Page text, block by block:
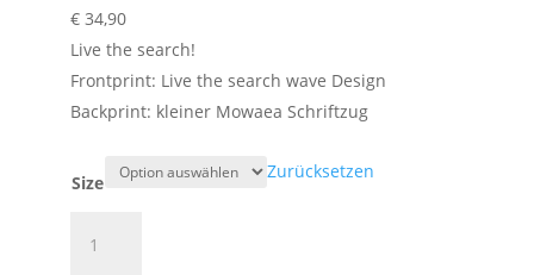
€34,90
Live the search!
Frontprint: Live the search wave Design
Backprint: kleiner Mowaea Schriftzug
Size
Zurücksetzen
the